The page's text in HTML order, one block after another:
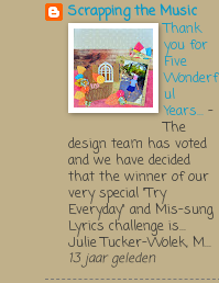
Scrapping the Music
Thank
you for
Five
Wonderf
ul
Years... -
The
design team has voted
and we have decided
that the winner of our
very special "Try
Everyday" and Mis-sung
Lyrics challenge is...
Julie Tucker-Wolek, M...
13 jaar geleden